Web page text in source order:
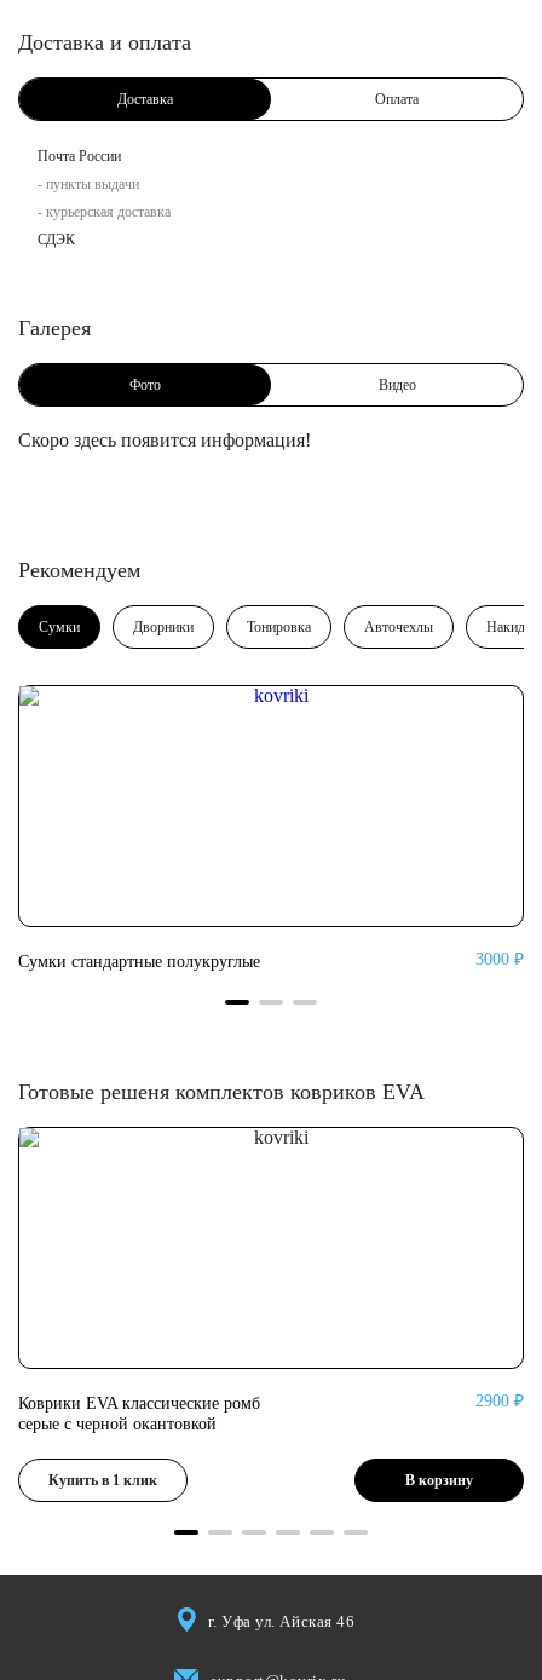
Доставка и оплата
Доставка Оплата
Почта России
- пункты выдачи
- курьерская доставка
СДЭК
Галерея
Фото Видео
Скоро здесь появится информация!
Рекомендуем
Сумки Дворники Тонировка Авточехлы Накидки
Сумки стандартные полукруглые 3000 ₽
Готовые решеня комплектов ковриков EVA
Коврики EVA классические ромб
серые с черной окантовкой
2900 ₽
Купить в 1 клик В корзину
г. Уфа ул. Айская 46